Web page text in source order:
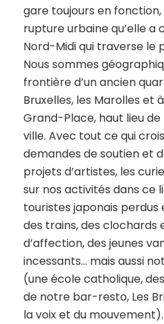
gare toujours en fonction,
rupture urbaine qu’elle a
Nord-Midi qui traverse le
Nous sommes
frontière d’un ancien
Bruxelles, les Marolles et
Grand-Place, haut lieu
ville. Avec tout ce qui
demandes de soutien et
projets d’artistes, les
sur nos activités dans ce
touristes japonais perdus
des trains, des clochards
d’affection, des jeunes
incessants… mais aussi
(une école catholique,
de notre bar-resto, Les
la voix et du